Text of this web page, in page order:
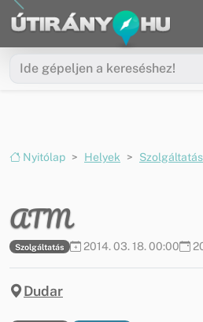
Ugrás a menüre
Ugrás a tartalomra
Nyitólap Helyek Szolgáltatás
ATM
Szolgáltatás 2014. 03. 18. 00:00
Dudar